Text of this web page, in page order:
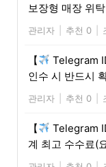
보장형 매장 위
관리자 추천 0
【
Telegram
인수 시 반드시
관리자 추천 0
【
Telegram
계 최고 수수료(